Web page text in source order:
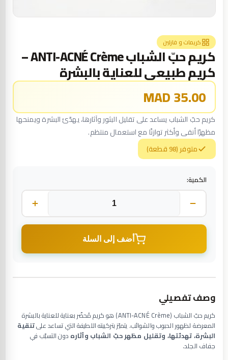
كريمات و فازلين
كريم حبّ الشباب ANTI-ACNÉ Crème –
كريم طبيعي للعناية بالبشرة
35.00 MAD
كريم حبّ الشباب يساعد على تقليل البثور وآثارها، يهدّئ البشرة ويمنحها
مظهرًا أنقى وأكثر توازنًا مع استعمال منتظم.
متوفر (98 قطعة)
الكمية:
أضف إلى السلة
وصف تفصيلي
كريم حبّ الشباب (ANTI-ACNÉ Crème) هو كريم مُحضّر بعناية للعناية بالبشرة
المعرضة لظهور الحبوب والشوائب. يتميّز بتركيبته اللطيفة التي تساعد علىتنقية
البشرة، تهدئتها، وتقليل مظهر حبّ الشباب وآثاره دون التسبّب في
جفاف الجلد.